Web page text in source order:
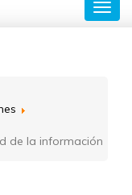
de la información